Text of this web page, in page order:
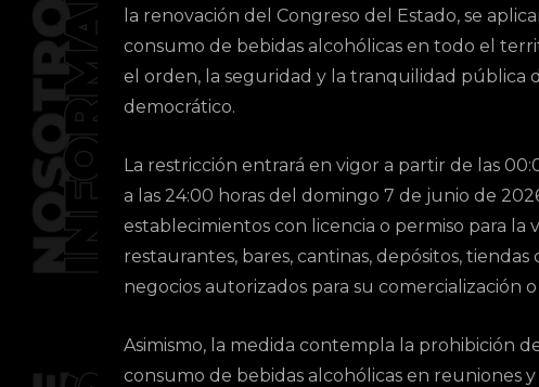
la renovación del Congreso del Estado, se
consumo de bebidas alcohólicas en todo el
el orden, la seguridad y la tranquilidad pública
democrático.
La restricción entrará en vigor a partir de las
a las 24:00 horas del domingo 7 de junio de
establecimientos con licencia o permiso para
restaurantes, bares, cantinas, depósitos,
negocios autorizados para su comercialización
Asimismo, la medida contempla la prohibición
consumo de bebidas alcohólicas en reuniones y